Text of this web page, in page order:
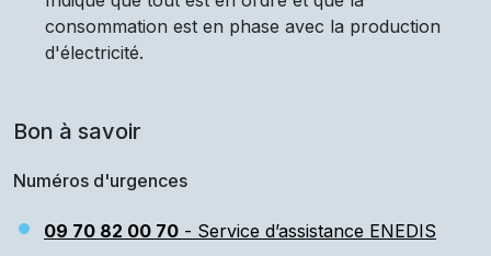
consommation est en phase avec la production
d'électricité.
Bon à savoir
Numéros d'urgences
09 70 82 00 70 - Service d’assistance ENEDIS